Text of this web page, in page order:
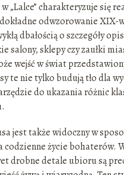
„Lalce” charakteryzuje się
odwzorowanie XIX-
dbałością o szczegóły
salony, sklepy czy zaułki
wejść w świat
te nie tylko budują tło dla
do ukazania różnic
jest także widoczny w
codzienne życie bohaterów.
drobne detale ubioru są